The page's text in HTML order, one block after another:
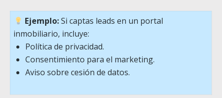
Ejemplo:Si captas leads en un portal
inmobiliario, incluye:
Política de privacidad.
Consentimiento para el marketing.
Aviso sobre cesión de datos.